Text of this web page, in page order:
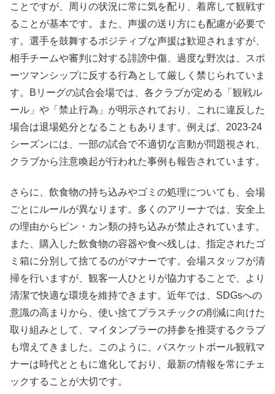
ことですが、周りの状況に常に気を配り、着席して観戦す
ることが基本です。また、声援の送り方にも配慮が必要で
す。選手を鼓舞するポジティブな声援は歓迎されますが、
相手チームや審判に対する誹謗中傷、過度な野次は、スポ
ーツマンシップに反する行為として厳しく禁じられていま
す。Bリーグの試合会場では、各クラブが定める「観戦ル
ール」や「禁止行為」が明示されており、これに違反した
場合は退場処分となることもあります。例えば、2023-24
シーズンには、一部の試合で不適切な言動が問題視され、
クラブから注意喚起が行われた事例も報告されています。
さらに、飲食物の持ち込みやゴミの処理についても、会場
ごとにルールが異なります。多くのアリーナでは、安全上
の理由からビン・カン類の持ち込みが禁止されています。
また、購入した飲食物の容器や食べ残しは、指定されたゴ
ミ箱に分別して捨てるのがマナーです。会場スタッフが清
掃を行いますが、観客一人ひとりが協力することで、より
清潔で快適な環境を維持できます。近年では、SDGsへの
意識の高まりから、使い捨てプラスチックの削減に向けた
取り組みとして、マイタンブラーの持参を推奨するクラブ
も増えてきました。このように、バスケットボール観戦マ
ナーは時代とともに進化しており、最新の情報を常にチェ
ックすることが大切です。